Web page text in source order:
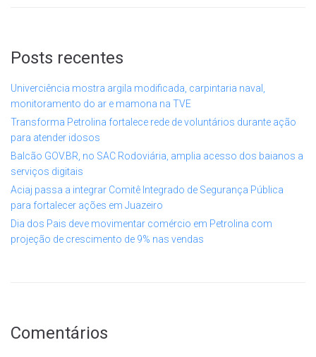
Posts recentes
Univerciência mostra argila modificada, carpintaria naval,
monitoramento do ar e mamona na TVE
Transforma Petrolina fortalece rede de voluntários durante ação
para atender idosos
Balcão GOV.BR, no SAC Rodoviária, amplia acesso dos baianos a
serviços digitais
Aciaj passa a integrar Comitê Integrado de Segurança Pública
para fortalecer ações em Juazeiro
Dia dos Pais deve movimentar comércio em Petrolina com
projeção de crescimento de 9% nas vendas
Comentários